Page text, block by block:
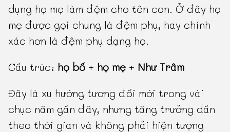
dụng họ mẹ làm đệm cho tên con. Ở đây họ
mẹ được gọi chung là đệm phụ, hay chính
xác hơn là đệm phụ dạng họ.
Cấu trúc: họ bố + họ mẹ + Như Trâm
Đây là xu hướng tương đối mới trong vài
chục năm gần đây, nhưng tăng trưởng dần
theo thời gian và không phải hiện tượng